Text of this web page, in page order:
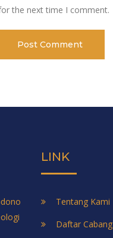
the next time I comment.
LINK
Tentang Kami
Daftar Cabang